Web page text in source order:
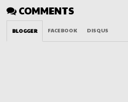
COMMENTS
BLOGGER FACEBOOK DISQUS